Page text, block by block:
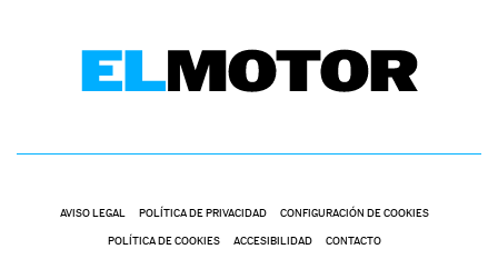
AVISO LEGAL POLÍTICA DE PRIVACIDAD CONFIGURACIÓN DE COOKIES
POLÍTICA DE COOKIES ACCESIBILIDAD CONTACTO